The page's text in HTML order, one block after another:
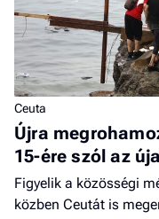
Ceuta
Újra
15-ére szól az
Figyelik a közösségi
közben Ceutát is